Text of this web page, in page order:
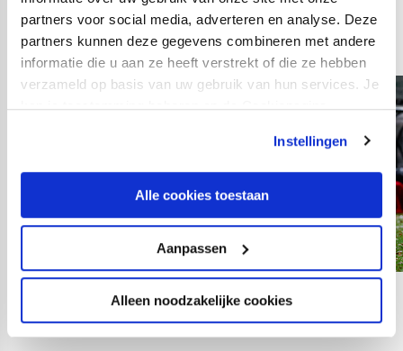
partners voor social media, adverteren en analyse. Deze
partners kunnen deze gegevens combineren met andere
informatie die u aan ze heeft verstrekt of die ze hebben
verzameld op basis van uw gebruik van hun services. Je
kan je toestemming beheren op de Cookiepagina.
Instellingen
Alle cookies toestaan
Aanpassen
Alleen noodzakelijke cookies
Groenendijk).